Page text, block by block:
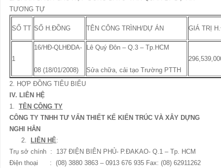
TƯƠNG TỰ
SỐ TT SỐ H.ĐỒNG TÊN CÔNG TRÌNH/DỰ ÁN GIÁ TRỊ
1
16/HĐ-QLHĐDA-
08 (18/01/2008)
Lê Quý Đôn – Q.3 – Tp.HCM
Sửa chữa, cải tạo Trường PTTH
2. HỢP ĐỒNG TIÊU BIỂU
IV. LIÊN HỆ
1. TÊN CÔNG TY
CÔNG TY TNHH TƯ VẤN THIẾT KẾ KIẾN TRÚC VÀ XÂY DỰNG
NGHI HÂN
2. LIÊN HỆ:
Trụ sở chính : 137 ĐIỆN BIÊN PHỦ- P.ĐAKAO- Q.1 – Tp. HCM
Điện thoại : (08) 3880 3863 – 0913 676 935 Fax: (08) 62911262